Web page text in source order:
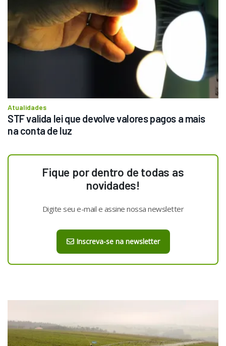
Atualidades
STF valida lei que devolve valores pagos a mais
na conta de luz
Fique por dentro de todas as
novidades!
Digite seu e-mail e assine nossa newsletter
Inscreva-se na newsletter